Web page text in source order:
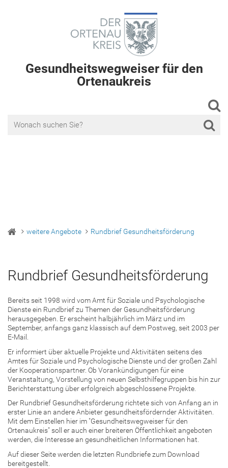
Gesundheitswegweiser für den
Ortenaukreis
weitere Angebote Rundbrief Gesundheitsförderung
Rundbrief Gesundheitsförderung
Bereits seit 1998 wird vom Amt für Soziale und Psychologische
Dienste ein Rundbrief zu Themen der Gesundheitsförderung
herausgegeben. Er erscheint halbjährlich im März und im
September, anfangs ganz klassisch auf dem Postweg, seit 2003 per
E-Mail.
Er informiert über aktuelle Projekte und Aktivitäten seitens des
Amtes für Soziale und Psychologische Dienste und der großen Zahl
der Kooperationspartner. Ob Vorankündigungen für eine
Veranstaltung, Vorstellung von neuen Selbsthilfegruppen bis hin zur
Berichterstattung über erfolgreich abgeschlossene Projekte.
Der Rundbrief Gesundheitsförderung richtete sich von Anfang an in
erster Linie an andere Anbieter gesundheitsfördernder Aktivitäten.
Mit dem Einstellen hier im "Gesundheitswegweiser für den
Ortenaukreis" soll er auch einer breiteren Öffentlichkeit angeboten
werden, die Interesse an gesundheitlichen Informationen hat.
Auf dieser Seite werden die letzten Rundbriefe zum Download
bereitgestellt.